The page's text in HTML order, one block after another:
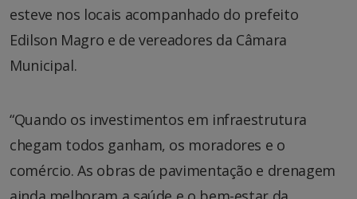
esteve nos locais acompanhado do prefeito
Edilson Magro e de vereadores da Câmara
Municipal.
“Quando os investimentos em infraestrutura
chegam todos ganham, os moradores e o
comércio. As obras de pavimentação e drenagem